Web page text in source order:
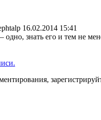
16.02.2014 15:41
знать его и тем не